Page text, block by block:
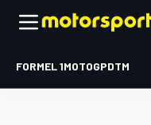
FORMEL 1MOTOGPDTM